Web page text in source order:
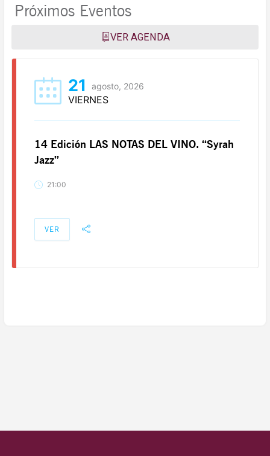
Próximos Eventos
VER AGENDA
21 agosto, 2026
VIERNES
14 Edición LAS NOTAS DEL VINO. “Syrah
Jazz”
21:00
VER